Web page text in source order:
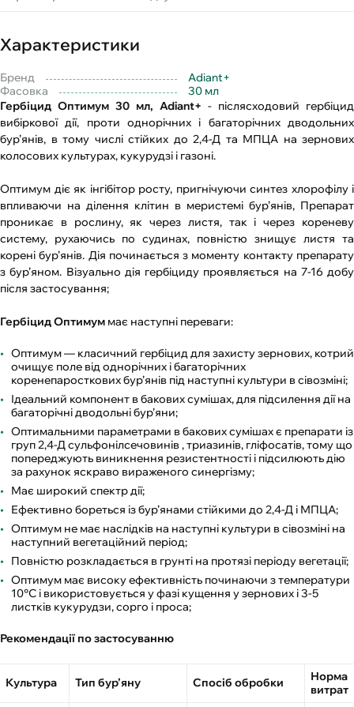
Характеристики
Бренд
Adiant+
Фасовка
30 мл
Гербіцид Оптимум 30 мл, Adiant+ - післясходовий гербіцид
вибіркової дії, проти однорічних і багаторічних дводольних
бур’янів, в тому числі стійких до 2,4-Д та МПЦА на зернових
колосових культурах, кукурудзі і газоні.
Оптимум діє як інгібітор росту, пригнічуючи синтез хлорофілу і
впливаючи на ділення клітин в меристемі бур’янів, Препарат
проникає в рослину, як через листя, так і через кореневу
систему, рухаючись по судинах, повністю знищує листя та
корені бур’янів. Дія починається з моменту контакту препарату
з бур’яном. Візуально дія гербіциду проявляється на 7-16 добу
після застосування;
Гербіцид Оптимум має наступні переваги:
Оптимум — класичний гербіцид для захисту зернових, котрий
очищує поле від однорічних і багаторічних
коренепаросткових бур’янів під наступні культури в сівозміні;
Ідеальний компонент в бакових сумішах, для підсилення дії на
багаторічні дводольні бур’яни;
Оптимальними параметрами в бакових сумішах є препарати із
груп 2,4-Д сульфонілсечовинів , триазинів, гліфосатів, тому що
попереджують виникнення резистентності і підсилюють дію
за рахунок яскраво вираженого синергізму;
Має широкий спектр дії;
Ефективно бореться із бур’янами стійкими до 2,4-Д і МПЦА;
Оптимум не має наслідків на наступні культури в сівозміні на
наступний вегетаційний період;
Повністю розкладається в грунті на протязі періоду вегетації;
Оптимум має високу ефективність починаючи з температури
10°C і використовується у фазі кущення у зернових і 3-5
листків кукурудзи, сорго і проса;
Рекомендації по застосуванню
Культура Тип бур’яну Спосіб обробки
Норма
витрат